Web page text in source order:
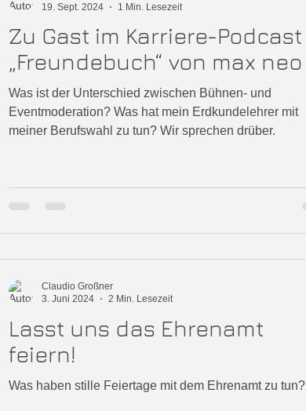
Zu Gast im Karriere-Podcast
„Freundebuch“ von max neo
Was ist der Unterschied zwischen Bühnen- und
Eventmoderation? Was hat mein Erdkundelehrer mit
meiner Berufswahl zu tun? Wir sprechen drüber.
19. Sept. 2024
1 Min. Lesezeit
Lasst uns das Ehrenamt
feiern!
Was haben stille Feiertage mit dem Ehrenamt zu tun?
Claudio Großner
3. Juni 2024
2 Min. Lesezeit